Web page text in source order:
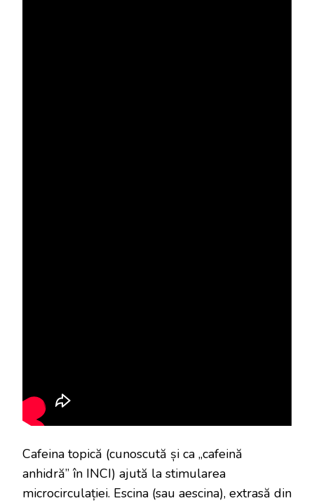
Cafeina topică (cunoscută și ca „cafeină
anhidră” în INCI) ajută la stimularea
microcirculației. Escina (sau aescina), extrasă din